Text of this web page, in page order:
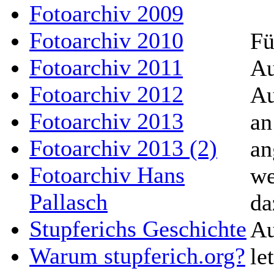
Fotoarchiv 2009
Fotoarchiv 2010
Fotoarchiv 2011
Fotoarchiv 2012
Fotoarchiv 2013
Fotoarchiv 2013 (2)
Fotoarchiv Hans
Pallasch
Stupferichs Geschichte
Warum stupferich.org?